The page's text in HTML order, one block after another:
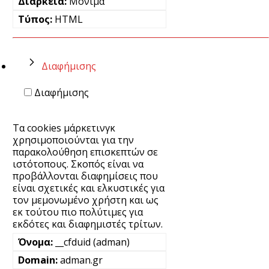
HTML
Διαφήμισης
Διαφήμισης
Τα cookies μάρκετινγκ
χρησιμοποιούνται για την
παρακολούθηση επισκεπτών σε
ιστότοπους. Σκοπός είναι να
προβάλλονται διαφημίσεις που
είναι σχετικές και ελκυστικές για
τον μεμονωμένο χρήστη και ως
εκ τούτου πιο πολύτιμες για
εκδότες και διαφημιστές τρίτων.
__cfduid (adman)
adman.gr